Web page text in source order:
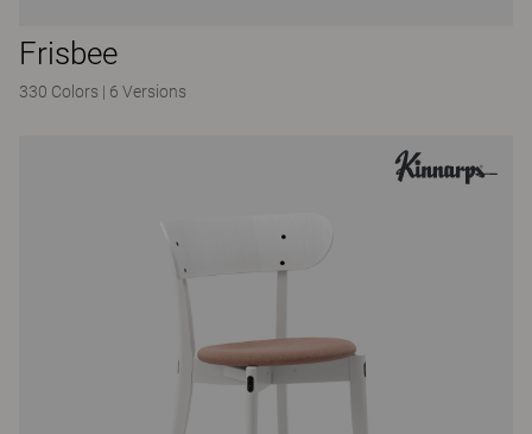
Frisbee
330 Colors | 6 Versions